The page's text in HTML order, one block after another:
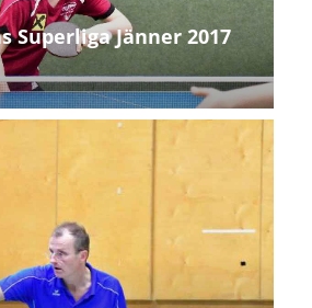
Superliga Jänner 2017